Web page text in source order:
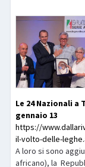
Le 24 Nazionali a
gennaio 13
https://
il-volto-delle-
A loro si sono
africano), la